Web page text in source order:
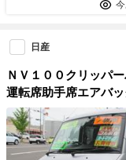
日産
ＮＶ１００クリッ
運転席助手席エア
ジンスターター 両側